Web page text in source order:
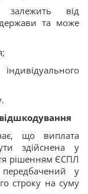
від
держави та може
що виплата
здійснена у
рішенням ЄСПЛ
у
строку на суму